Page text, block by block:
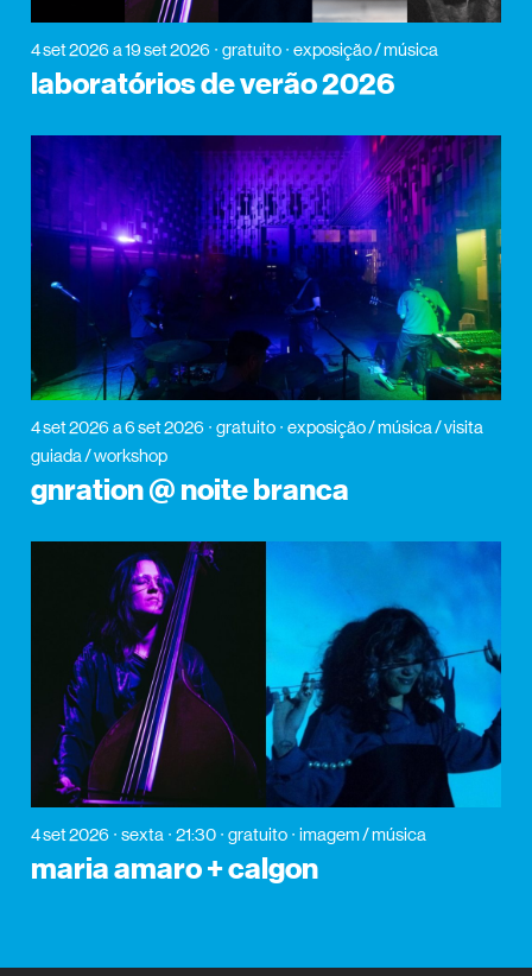
4 set 2026 a 19 set 2026 gratuito exposição / música
laboratórios de verão 2026
4 set 2026 a 6 set 2026 gratuito
exposição / música / visita
guiada / workshop
gnration @ noite branca
4 set 2026 sexta 21:30 gratuito imagem / música
maria amaro + calgon